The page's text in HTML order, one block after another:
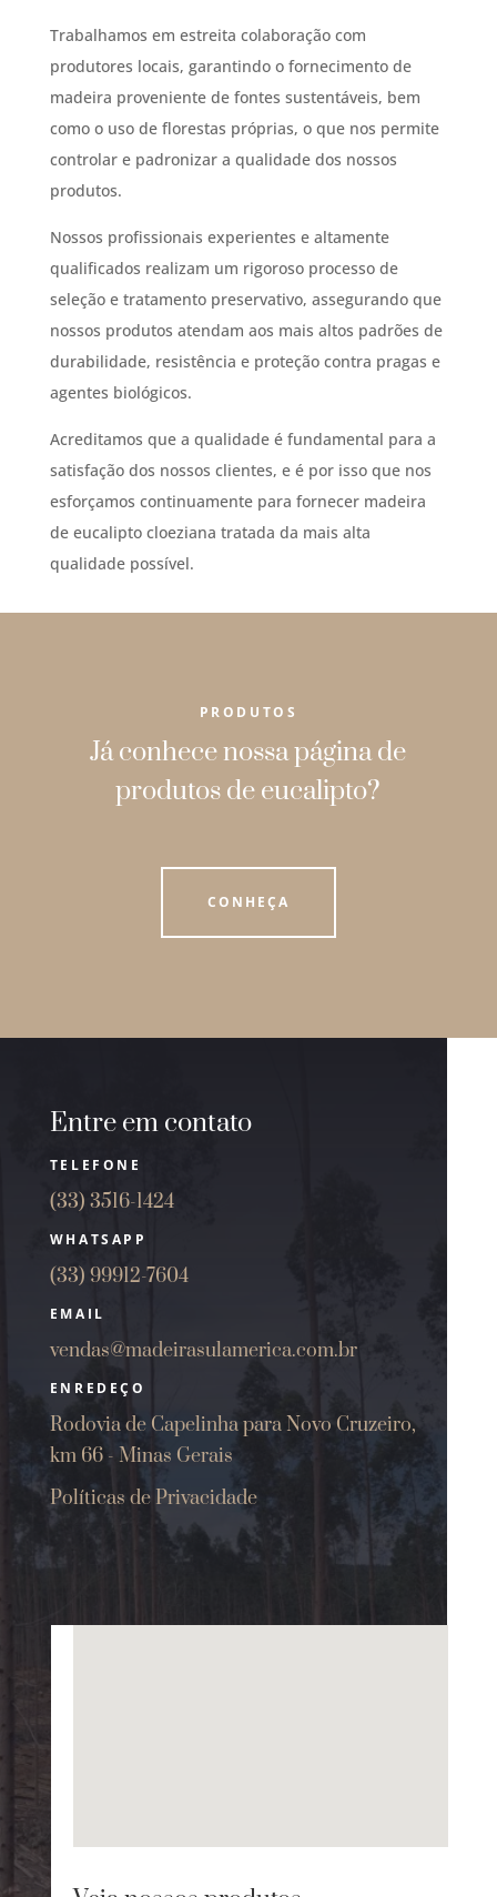
Trabalhamos em estreita colaboração com
produtores locais, garantindo o fornecimento de
madeira proveniente de fontes sustentáveis, bem
como o uso de florestas próprias, o que nos permite
controlar e padronizar a qualidade dos nossos
produtos.
Nossos profissionais experientes e altamente
qualificados realizam um rigoroso processo de
seleção e tratamento preservativo, assegurando que
nossos produtos atendam aos mais altos padrões de
durabilidade, resistência e proteção contra pragas e
agentes biológicos.
Acreditamos que a qualidade é fundamental para a
satisfação dos nossos clientes, e é por isso que nos
esforçamos continuamente para fornecer madeira
de eucalipto cloeziana tratada da mais alta
qualidade possível.
PRODUTOS
Já conhece nossa página de
produtos de eucalipto?
CONHEÇA
Entre em contato
TELEFONE
(33) 3516-1424
WHATSAPP
(33) 99912-7604
EMAIL
vendas@madeirasulamerica.com.br
ENREDEÇO
Rodovia de Capelinha para Novo Cruzeiro,
km 66 - Minas Gerais
Políticas de Privacidade